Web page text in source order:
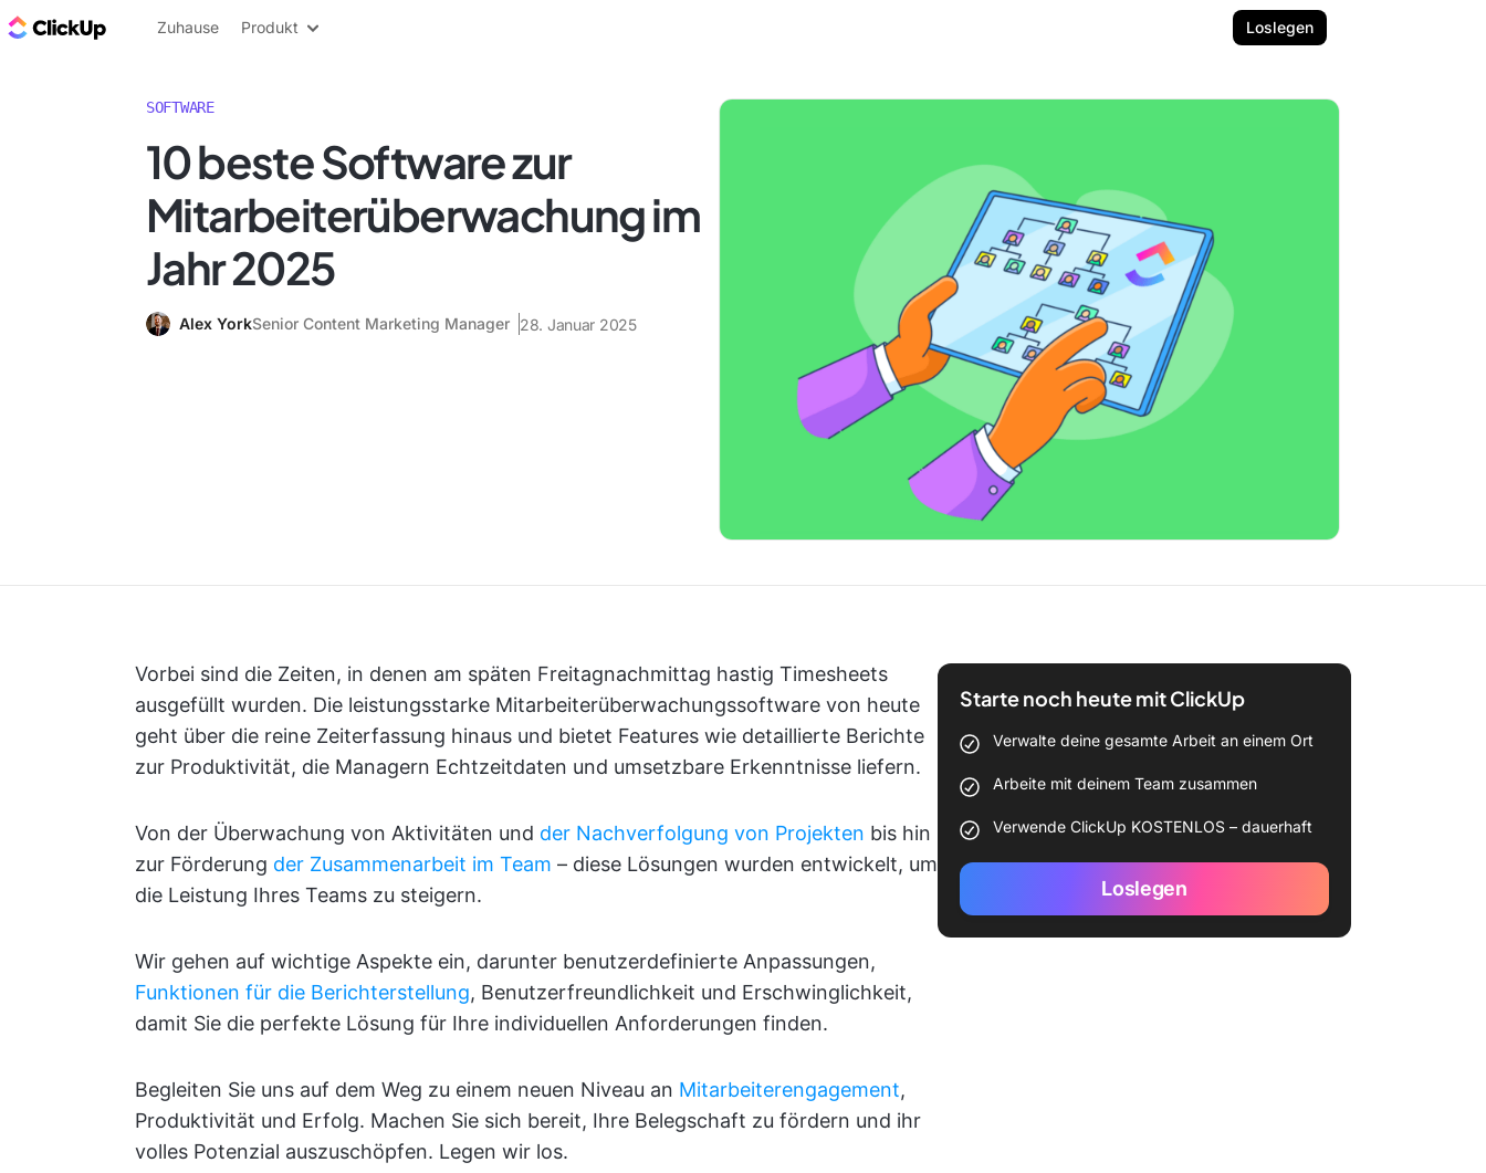
ClickUp Blog
Zuhause Produkt Loslegen
SOFTWARE
10 beste Software zur
Mitarbeiterüberwachung im
Jahr 2025
Alex YorkSenior Content Marketing Manager 28. Januar 2025
Vorbei sind die Zeiten, in denen am späten Freitagnachmittag hastig Timesheets
ausgefüllt wurden. Die leistungsstarke Mitarbeiterüberwachungssoftware von heute
geht über die reine Zeiterfassung hinaus und bietet Features wie detaillierte Berichte
zur Produktivität, die Managern Echtzeitdaten und umsetzbare Erkenntnisse liefern.
Von der Überwachung von Aktivitäten und der Nachverfolgung von Projekten bis hin
zur Förderung der Zusammenarbeit im Team – diese Lösungen wurden entwickelt, um
die Leistung Ihres Teams zu steigern.
Wir gehen auf wichtige Aspekte ein, darunter benutzerdefinierte Anpassungen,
Funktionen für die Berichterstellung, Benutzerfreundlichkeit und Erschwinglichkeit,
damit Sie die perfekte Lösung für Ihre individuellen Anforderungen finden.
Begleiten Sie uns auf dem Weg zu einem neuen Niveau an Mitarbeiterengagement,
Produktivität und Erfolg. Machen Sie sich bereit, Ihre Belegschaft zu fördern und ihr
volles Potenzial auszuschöpfen. Legen wir los.
Starte noch heute mit ClickUp
Verwalte deine gesamte Arbeit an einem Ort
Arbeite mit deinem Team zusammen
Verwende ClickUp KOSTENLOS – dauerhaft
Loslegen